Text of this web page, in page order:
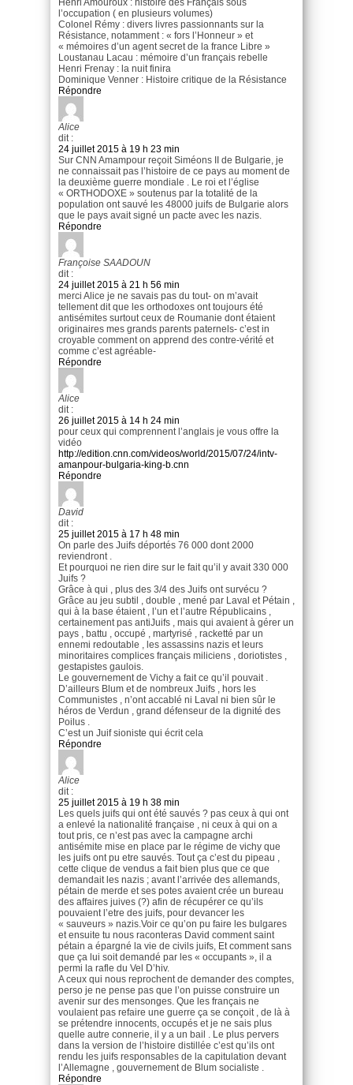
l’occupation ( en plusieurs volumes)
Colonel Rémy : divers livres passionnants sur la
Résistance, notamment : « fors l’Honneur » et
« mémoires d’un agent secret de la france Libre »
Loustanau Lacau : mémoire d’un français rebelle
Henri Frenay : la nuit finira
Dominique Venner : Histoire critique de la Résistance
Répondre
Alice
dit :
24 juillet 2015 à 19 h 23 min
Sur CNN Amampour reçoit Siméons II de Bulgarie, je
ne connaissait pas l’histoire de ce pays au moment de
la deuxième guerre mondiale . Le roi et l’église
« ORTHODOXE » soutenus par la totalité de la
population ont sauvé les 48000 juifs de Bulgarie alors
que le pays avait signé un pacte avec les nazis.
Répondre
Françoise SAADOUN
dit :
24 juillet 2015 à 21 h 56 min
merci Alice je ne savais pas du tout- on m’avait
tellement dit que les orthodoxes ont toujours été
antisémites surtout ceux de Roumanie dont étaient
originaires mes grands parents paternels- c’est in
croyable comment on apprend des contre-vérité et
comme c’est agréable-
Répondre
Alice
dit :
26 juillet 2015 à 14 h 24 min
pour ceux qui comprennent l’anglais je vous offre la
vidéo
http://edition.cnn.com/videos/world/2015/07/24/intv-
amanpour-bulgaria-king-b.cnn
Répondre
David
dit :
25 juillet 2015 à 17 h 48 min
On parle des Juifs déportés 76 000 dont 2000
reviendront .
Et pourquoi ne rien dire sur le fait qu’il y avait 330 000
Juifs ?
Grâce à qui , plus des 3/4 des Juifs ont survécu ?
Grâce au jeu subtil , double , mené par Laval et Pétain ,
qui à la base étaient , l’un et l’autre Républicains ,
certainement pas antiJuifs , mais qui avaient à gérer un
pays , battu , occupé , martyrisé , racketté par un
ennemi redoutable , les assassins nazis et leurs
minoritaires complices français miliciens , doriotistes ,
gestapistes gaulois.
Le gouvernement de Vichy a fait ce qu’il pouvait .
D’ailleurs Blum et de nombreux Juifs , hors les
Communistes , n’ont accablé ni Laval ni bien sûr le
héros de Verdun , grand défenseur de la dignité des
Poilus .
C’est un Juif sioniste qui écrit cela
Répondre
Alice
dit :
25 juillet 2015 à 19 h 38 min
Les quels juifs qui ont été sauvés ? pas ceux à qui ont
a enlevé la nationalité française , ni ceux à qui on a
tout pris, ce n’est pas avec la campagne archi
antisémite mise en place par le régime de vichy que
les juifs ont pu etre sauvés. Tout ça c’est du pipeau ,
cette clique de vendus a fait bien plus que ce que
demandait les nazis ; avant l’arrivée des allemands,
pétain de merde et ses potes avaient crée un bureau
des affaires juives (?) afin de récupérer ce qu’ils
pouvaient l’etre des juifs, pour devancer les
« sauveurs » nazis.Voir ce qu’on pu faire les bulgares
et ensuite tu nous raconteras David comment saint
pétain a épargné la vie de civils juifs, Et comment sans
que ça lui soit demandé par les « occupants », il a
permi la rafle du Vel D’hiv.
A ceux qui nous reprochent de demander des comptes,
perso je ne pense pas que l’on puisse construire un
avenir sur des mensonges. Que les français ne
voulaient pas refaire une guerre ça se conçoit , de là à
se prétendre innocents, occupés et je ne sais plus
quelle autre connerie, il y a un bail . Le plus pervers
dans la version de l’histoire distillée c’est qu’ils ont
rendu les juifs responsables de la capitulation devant
l’Allemagne , gouvernement de Blum socialiste .
Répondre